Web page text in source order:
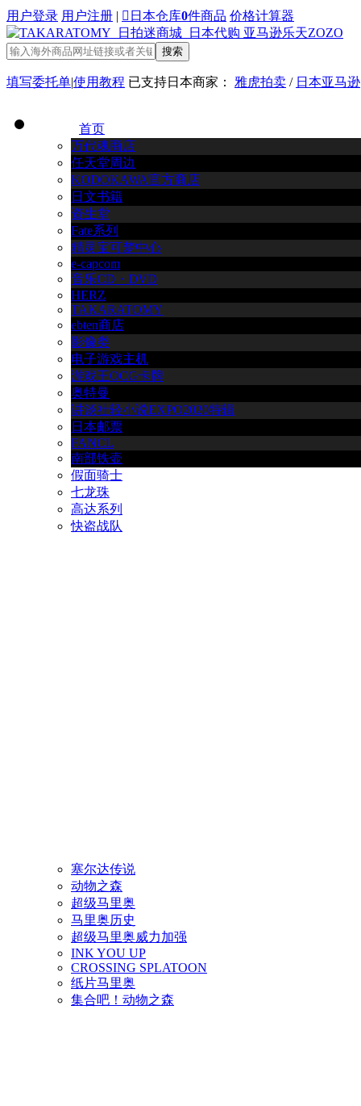
用户登录 用户注册 |  日本仓库0件商品 价格计算器
搜索
填写委托单|使用教程 已支持日本商家： 雅虎拍卖 / 日本亚马逊
首页
万代魂商店
任天堂周边
KODOKAWA官方商店
日文书籍
资生堂
Fate系列
精灵宝可梦中心
e-capcom
音乐CD・DVD
HERZ
TAKARATOMY
ebten商店
影像类
电子游戏主机
游戏王OCG卡牌
奥特曼
讲谈社轻小说EXPO2020特辑
日本邮票
FANCL
南部铁壶
假面骑士
七龙珠
高达系列
快盗战队
塞尔达传说
动物之森
超级马里奥
马里奥历史
超级马里奥威力加强
INK YOU UP
CROSSING SPLATOON
纸片马里奥
集合吧！动物之森